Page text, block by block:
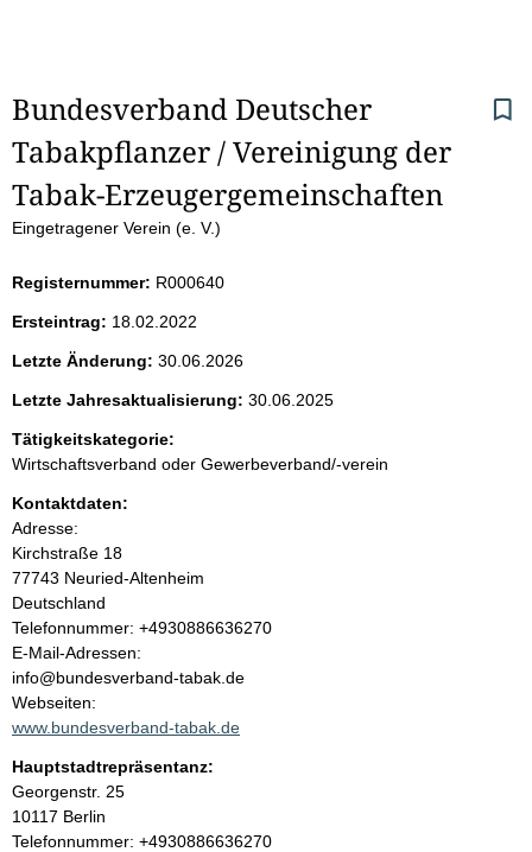
S
e
i
e
n
i
n
h
a
l
t
Bundesverband Deutscher
Tabakpflanzer / Vereinigung der
Tabak-Erzeugergemeinschaften
Eingetragener Verein (e. V.)
Registernummer: R000640
Ersteintrag: 18.02.2022
Letzte Änderung: 30.06.2026
Letzte Jahresaktualisierung: 30.06.2025
Tätigkeitskategorie:
Wirtschaftsverband oder Gewerbeverband/-verein
Kontaktdaten:
Adresse:
Kirchstraße 18
77743 Neuried-Altenheim
Deutschland
K
o
n
t
a
t
i
n
Telefonnummer: +4930886636270
E-Mail-Adressen:
info@bundesverband-tabak.de
Webseiten:
www.bundesverband-tabak.de
Hauptstadtrepräsentanz:
A
d
r
Georgenstr. 25
10117 Berlin
K
Telefonnummer: +4930886636270